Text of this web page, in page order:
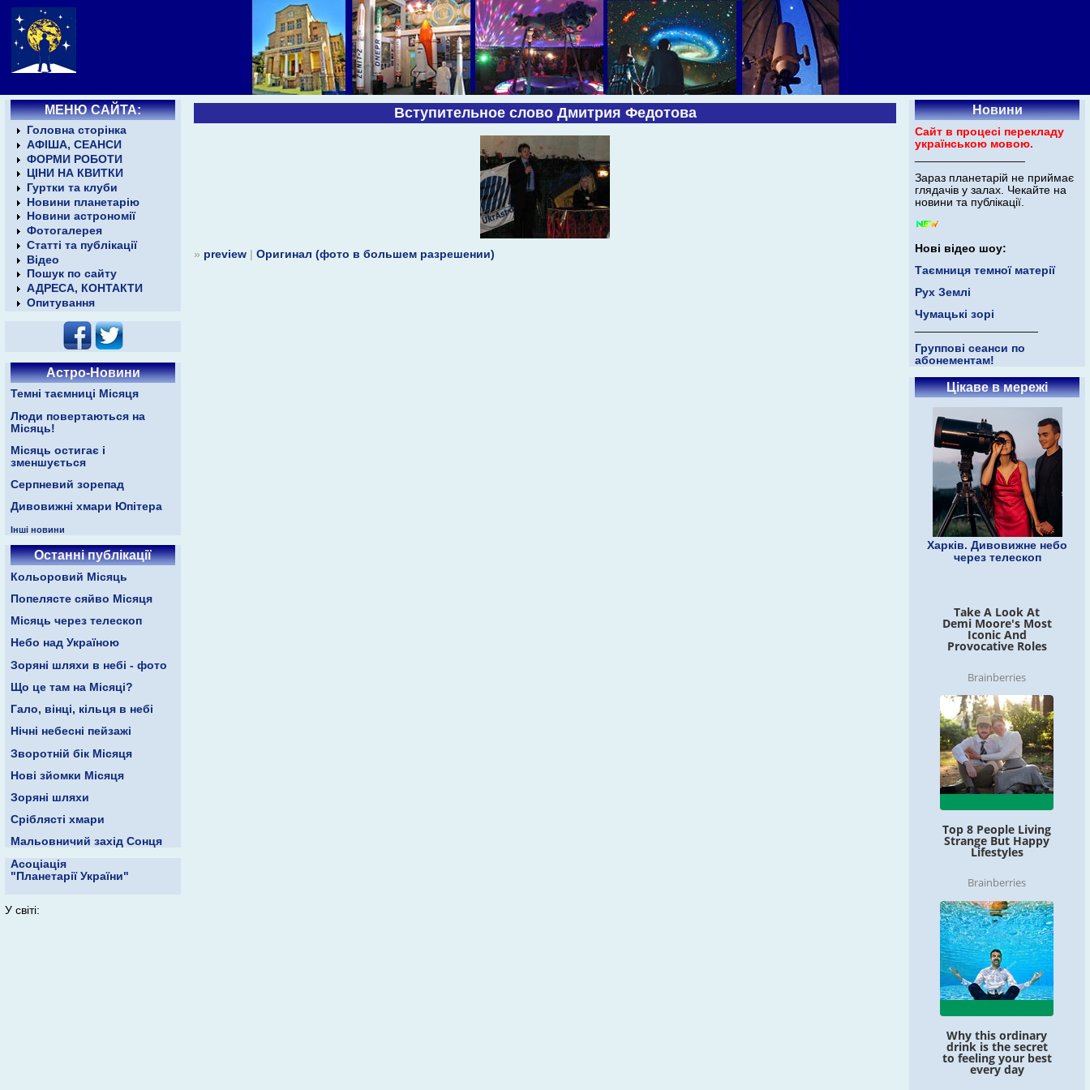
МЕНЮ САЙТА:
Головна сторінка
АФІША, СЕАНСИ
ФОРМИ РОБОТИ
ЦІНИ НА КВИТКИ
Гуртки та клуби
Новини планетарію
Новини астрономії
Фотогалерея
Статті та публікації
Відео
Пошук по сайту
АДРЕСА, КОНТАКТИ
Опитування
Астро-Новини
Темні таємниці Місяця
Люди повертаються на
Місяць!
Місяць остигає і
зменшується
Серпневий зорепад
Дивовижні хмари Юпітера
Інші новини
Останні публікації
Кольоровий Місяць
Попелясте сяйво Місяця
Місяць через телескоп
Небо над Україною
Зоряні шляхи в небі - фото
Що це там на Місяці?
Гало, вінці, кільця в небі
Нічні небесні пейзажі
Зворотній бік Місяця
Нові зйомки Місяця
Зоряні шляхи
Сріблясті хмари
Мальовничий захід Сонця
Асоціація
"Планетарії України"
У світі:
Вступительное слово Дмитрия Федотова
» preview Оригинал (фото в большем разрешении)
Новини
Сайт в процесі перекладу
українською мовою.
Зараз планетарій не приймає
глядачів у залах. Чекайте на
новини та публікації.
Нові відео шоу:
Таємниця темної матерії
Рух Землі
Чумацькі зорі
Группові сеанси по
абонементам!
Цікаве в мережі
Харків. Дивовижне небо
через телескоп